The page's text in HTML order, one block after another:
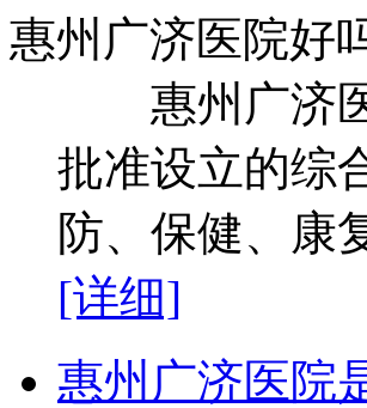
惠州广济医院好
惠州广济医
批准设立的综
防、保健、康
[详细]
惠州广济医院